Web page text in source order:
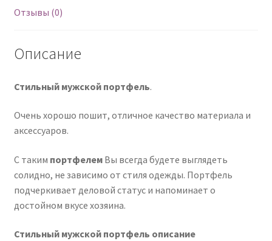
Отзывы (0)
Описание
Стильный мужской портфель.
Очень хорошо пошит, отличное качество материала и
аксессуаров.
С таким портфелемВы всегда будете выглядеть
солидно, не зависимо от стиля одежды. Портфель
подчеркивает деловой статус и напоминает о
достойном вкусе хозяина.
Стильный мужской портфель описание